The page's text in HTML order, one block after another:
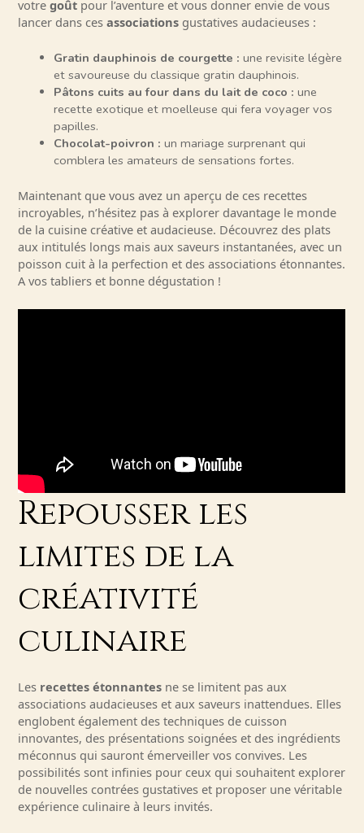
votregoût pour l’aventure et vous donner envie de vous
lancer dans cesassociations gustatives audacieuses :
Gratin dauphinois de courgette : une revisite légère
et savoureuse du classique gratin dauphinois.
Pâtons cuits au four dans du lait de coco : une
recette exotique et moelleuse qui fera voyager vos
papilles.
Chocolat-poivron : un mariage surprenant qui
comblera les amateurs de sensations fortes.
Maintenant que vous avez un aperçu de ces recettes
incroyables, n’hésitez pas à explorer davantage le monde
de la cuisine créative et audacieuse. Découvrez des plats
aux intitulés longs mais aux saveurs instantanées, avec un
poisson cuit à la perfection et des associations étonnantes.
A vos tabliers et bonne dégustation !
Repousser les
limites de la
créativité
culinaire
Les recettes étonnantes ne se limitent pas aux
associations audacieuses et aux saveurs inattendues. Elles
englobent également des techniques de cuisson
innovantes, des présentations soignées et des ingrédients
méconnus qui sauront émerveiller vos convives. Les
possibilités sont infinies pour ceux qui souhaitent explorer
de nouvelles contrées gustatives et proposer une véritable
expérience culinaire à leurs invités.